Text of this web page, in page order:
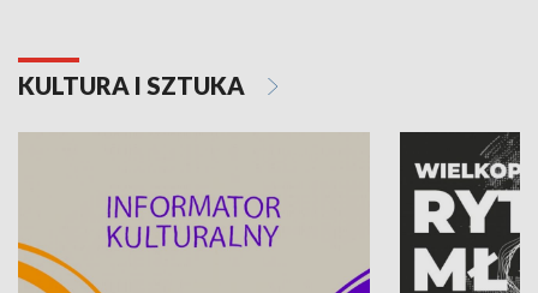
KULTURA I SZTUKA